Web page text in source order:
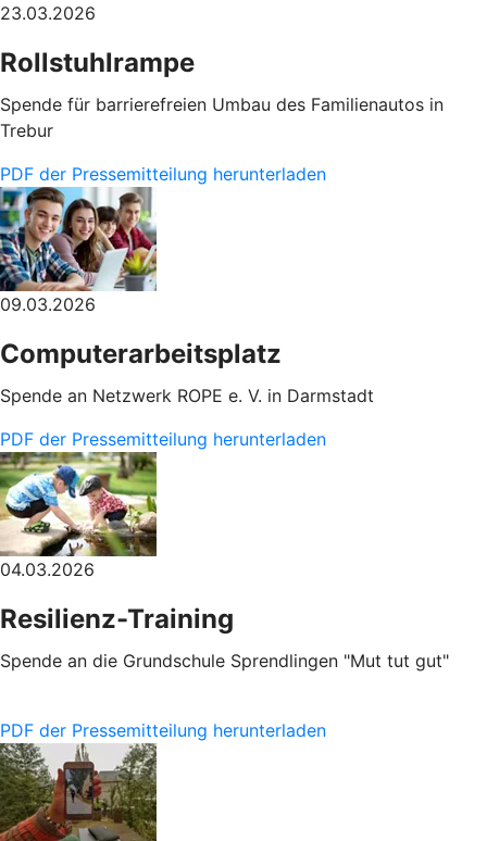
23.03.2026
Rollstuhlrampe
Spende für barrierefreien Umbau des Familienautos in
Trebur
PDF der Pressemitteilung herunterladen
09.03.2026
Computerarbeitsplatz
Spende an Netzwerk ROPE e. V. in Darmstadt
PDF der Pressemitteilung herunterladen
04.03.2026
Resilienz-Training
Spende an die Grundschule Sprendlingen "Mut tut gut"
PDF der Pressemitteilung herunterladen